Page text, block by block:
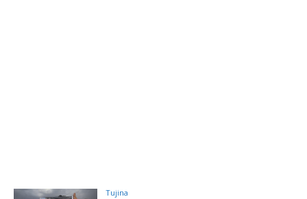
Tujina